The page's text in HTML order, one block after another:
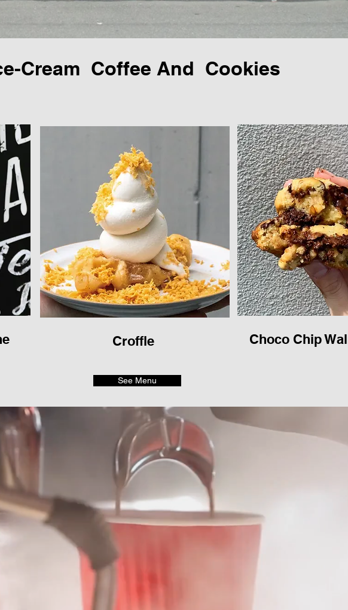
Cream Coffee And Cookies
Croffle Choco Chip
See Menu